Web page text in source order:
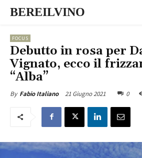
BEREILVINO
FOCUS
Debutto in rosa per
Vignato, ecco il
“Alba”
By Fabio Italiano 21 Giugno 2021 0